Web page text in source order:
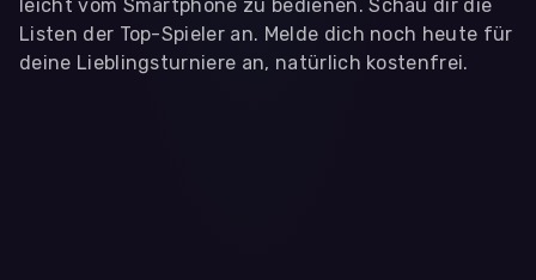
leicht vom Smartphone zu bedienen. Schau dir die
Listen der Top-Spieler an. Melde dich noch heute für
deine Lieblingsturniere an, natürlich kostenfrei.